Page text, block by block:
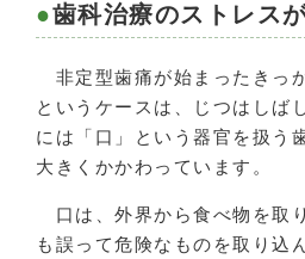
歯科治療のストレス
非定型歯痛が始まったきっ
というケースは、じつはしば
には「口」という器官を扱う
大きくかかわっています。
口は、外界から食べ物を取
も誤って危険なものを取り込